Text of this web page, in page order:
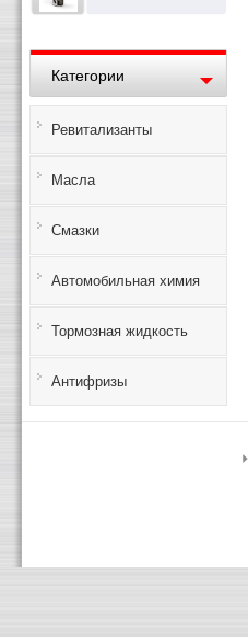
Категории
Ревитализанты
Масла
Смазки
Автомобильная химия
Тормозная жидкость
Антифризы